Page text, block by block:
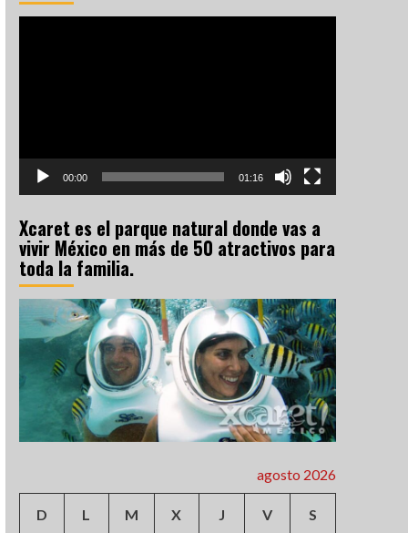
00:00 01:16
Xcaret es el parque natural donde vas a
vivir México en más de 50 atractivos para
toda la familia.
agosto 2026
D L M X J V S